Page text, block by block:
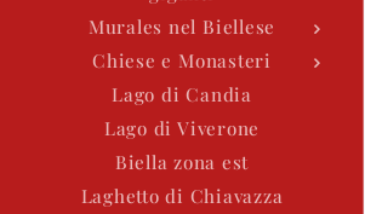
Murales nel Biellese
Chiese e Monasteri
Lago di Candia
Lago di Viverone
Biella zona est
Laghetto di Chiavazza